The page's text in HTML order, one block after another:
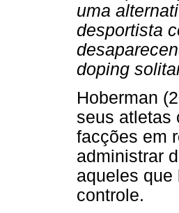
uma
desportista
doping
Hoberman
seus atletas
facções em
administrar
aqueles que
controle.